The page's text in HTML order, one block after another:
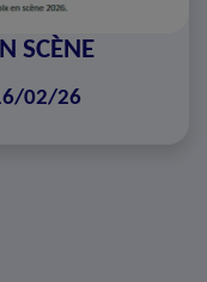
SCÈNE
02/26